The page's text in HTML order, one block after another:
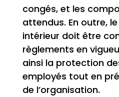
congés, et les
attendus. En outre,
intérieur doit être
règlements en
ainsi la protection
employés tout en
de l’organisation.